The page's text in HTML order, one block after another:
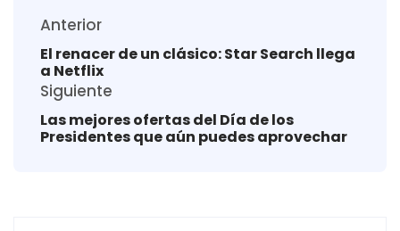
Anterior
El renacer de un clásico: Star Search llega
a Netflix
Siguiente
Las mejores ofertas del Día de los
Presidentes que aún puedes aprovechar